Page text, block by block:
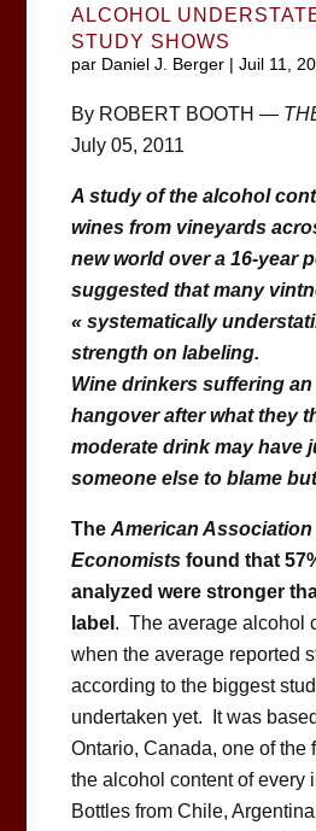
ALCOHOL
STUDY SHOWS
par Daniel J. Berger| Juil 11,
By ROBERT BOOTH —
July 05, 2011
A study of the alcohol
wines from vineyards
new world over a 16-year
suggested that many
« systematically
strength on labeling.
Wine drinkers suffering
hangover after what they
moderate drink may have
someone else to blame
The American Association
Economistsfound that
analyzed were stronger
label . The average alcohol
when the average reported
according to the biggest
undertaken yet. It was
Ontario, Canada, one of the
the alcohol content of every
Bottles from Chile,